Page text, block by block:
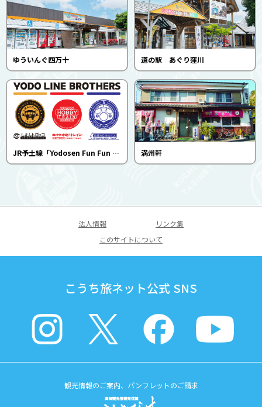
ゆういんぐ四万十 道の駅 あぐり窪川
JR予土線「Yodosen Fun Fun Trains」（しまんトロッコ等） 満州軒
法人情報
リンク集
このサイトについて
こうち旅ネット公式 SNS
観光情報のご案内、パンフレットのご請求